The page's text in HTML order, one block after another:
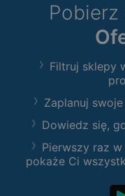
Filtruj sklepy
Zaplanuj
Dowiedz się,
Pierwszy raz
pokaże Ci